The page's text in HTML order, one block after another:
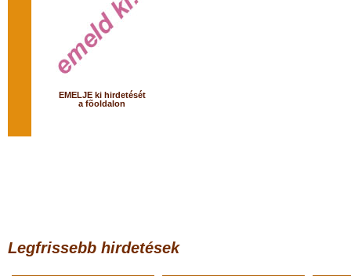
EMELJE ki hirdetését
a fõoldalon
Legfrissebb hirdetések